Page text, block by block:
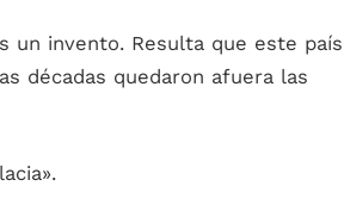
un invento. Resulta que este país
décadas quedaron afuera las